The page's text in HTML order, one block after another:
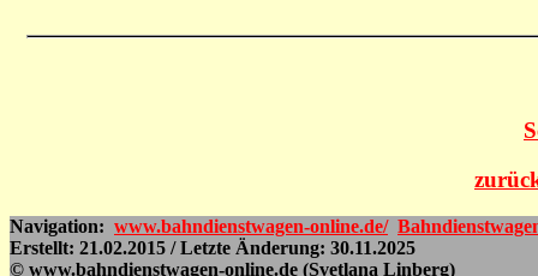
Navigation: www.bahndienstwagen-online.de/
Erstellt: 21.02.2015 / Letzte Änderung: 30.11.2025
© www.bahndienstwagen-online.de (Svetlana Linberg)